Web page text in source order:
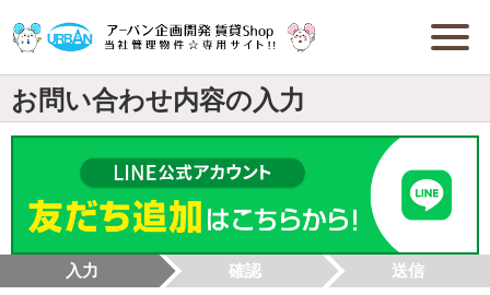
お問い合わせ内容の入力
入力 確認 送信